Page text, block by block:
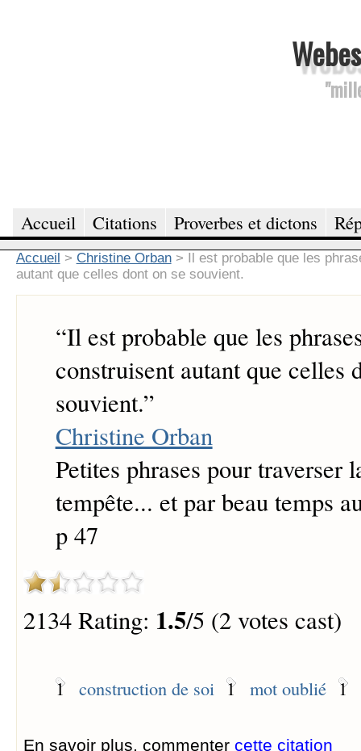
Accueil Citations Proverbes et dictons
Accueil > Christine Orban > Il est probable que les
autant que celles dont on se souvient.
“Il est probable que les
construisent autant que celles
souvient.”
Christine Orban
Petites phrases pour traverser
tempête... et par beau temps
p 47
2134 Rating: 1.5/5 (2 votes cast)
1 construction de soi 1 mot oublié 1
En savoir plus, commenter cette citation